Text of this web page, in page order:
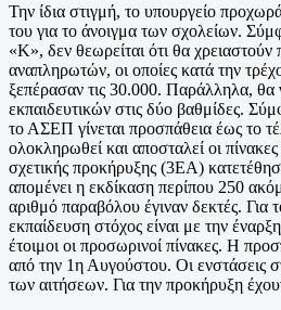
Την ίδια στιγμή, το υπουργείο
του για το άνοιγμα των σχολείων.
«Κ», δεν θεωρείται ότι θα
αναπληρωτών, οι οποίες κατά την
ξεπέρασαν τις 30.000. Παράλληλα, θα
εκπαιδευτικών στις δύο βαθμίδες.
το ΑΣΕΠ γίνεται προσπάθεια έως το
ολοκληρωθεί και αποσταλεί οι
σχετικής προκήρυξης (3ΕΑ)
απομένει η εκδίκαση περίπου 250
αριθμό παραβόλου έγιναν δεκτές. Για
εκπαίδευση στόχος είναι με την
έτοιμοι οι προσωρινοί πίνακες. Η
από την 1η Αυγούστου. Οι ενστάσεις
των αιτήσεων. Για την προκήρυξη